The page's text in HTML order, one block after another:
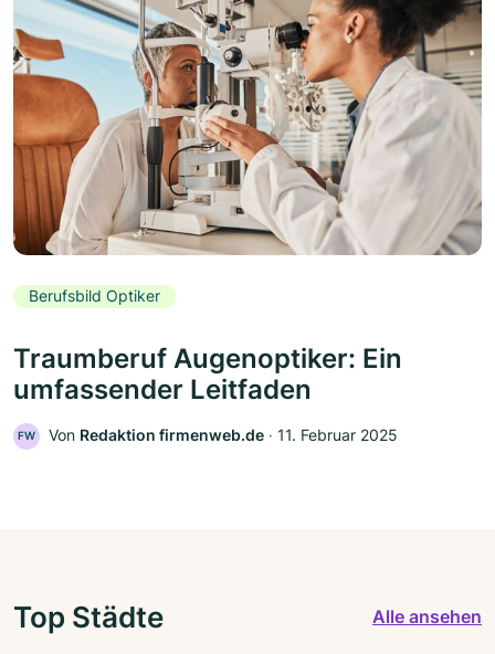
Berufsbild Optiker
Traumberuf Augenoptiker: Ein
umfassender Leitfaden
FW Von Redaktion firmenweb.de ‧ 11. Februar 2025
Top Städte Alle ansehen